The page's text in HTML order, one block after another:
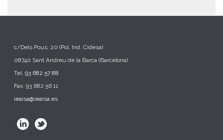
c/Dels Pous, 20 (Pol. Ind. Cidesa)
08740 Sant Andreu de la Barca (Barcelona)
Tel.93 682 57 88
Fax. 93 682 56 11
ieaisa@ieaisa.es